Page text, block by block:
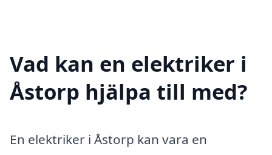
Vad kan en elektriker i
Åstorp hjälpa till med?
En elektriker i Åstorp kan vara en